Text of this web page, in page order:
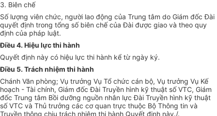
3. Biên chế
Số lượng viên chức, người lao động của Trung tâm do Giám đốc Đài
quyết định trong tổng số biên chế của Đài được giao và theo quy
định của pháp luật.
Điều 4. Hiệu lực thi hành
Quyết định này có hiệu lực thi hành kể từ ngày ký.
Điều 5. Trách nhiệm thi hành
Chánh Văn phòng; Vụ trưởng Vụ Tổ chức cán bộ, Vụ trưởng Vụ Kế
hoạch - Tài chính, Giám đốc Đài Truyền hình kỹ thuật số VTC, Giám
đốc Trung tâm Bồi dưỡng nguồn nhân lực Đài Truyền hình kỹ thuật
số VTC và Thủ trưởng các cơ quan trực thuộc Bộ Thông tin và
Truyền thông chịu trách nhiệm thi hành Quyết định này./.